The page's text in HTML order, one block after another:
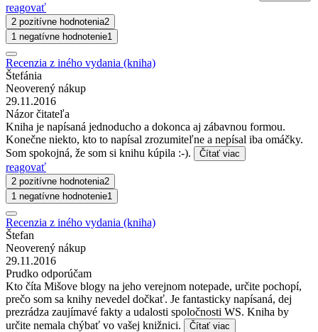
reagovať
2 pozitívne hodnotenia2
1 negatívne hodnotenie1
Recenzia z iného vydania (kniha)
Štefánia
Neoverený nákup
29.11.2016
Názor čitateľa
Kniha je napísaná jednoducho a dokonca aj zábavnou formou.
Konečne niekto, kto to napísal zrozumiteľne a nepísal iba omáčky.
Som spokojná, že som si knihu kúpila :-).
Čítať viac
reagovať
2 pozitívne hodnotenia2
1 negatívne hodnotenie1
Recenzia z iného vydania (kniha)
Štefan
Neoverený nákup
29.11.2016
Prudko odporúčam
Kto číta Mišove blogy na jeho verejnom notepade, určite pochopí,
prečo som sa knihy nevedel dočkať. Je fantasticky napísaná, dej
prezrádza zaujímavé fakty a udalosti spoločnosti WS. Kniha by
určite nemala chýbať vo vašej knižnici.
Čítať viac